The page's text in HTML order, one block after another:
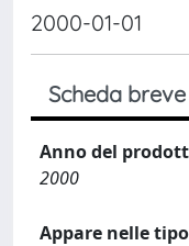
2000-01-01
Scheda breve
Anno del
2000
Appare nelle